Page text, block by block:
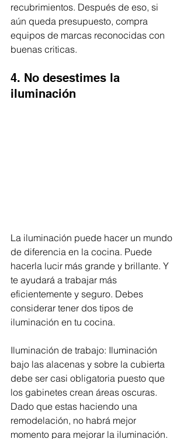
recubrimientos. Después de eso, si
aún queda presupuesto, compra
equipos de marcas reconocidas con
buenas criticas.
4. No desestimes la
iluminación
La iluminación puede hacer un mundo
de diferencia en la cocina. Puede
hacerla lucir más grande y brillante. Y
te ayudará a trabajar más
eficientemente y seguro. Debes
considerar tener dos tipos de
iluminación en tu cocina.
Iluminación de trabajo: Iluminación
bajo las alacenas y sobre la cubierta
debe ser casi obligatoria puesto que
los gabinetes crean áreas oscuras.
Dado que estas haciendo una
remodelación, no habrá mejor
momento para mejorar la iluminación.